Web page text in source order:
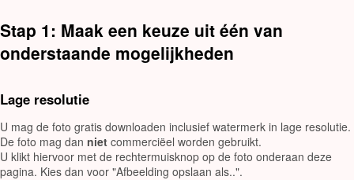
Stap 1: Maak een keuze uit één van
onderstaande mogelijkheden
Lage resolutie
U mag de foto gratis downloaden inclusief watermerk in lage resolutie.
De foto mag dan niet commerciëel worden gebruikt.
U klikt hiervoor met de rechtermuisknop op de foto onderaan deze
pagina. Kies dan voor "Afbeelding opslaan als..".